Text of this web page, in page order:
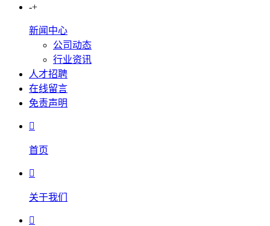
-+
新闻中心
公司动态
行业资讯
人才招聘
在线留言
免责声明

首页

关于我们
